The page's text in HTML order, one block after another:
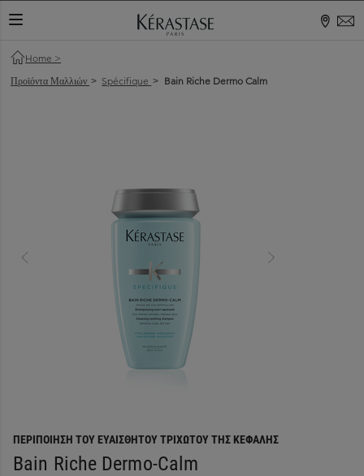
ΕΝΑΛΛΑΓΉ ΠΕΡΙΉΓΗΣΗΣ
Home >
Προϊόντα Μαλλιών > Spécifique > Bain Riche Dermo Calm
ΠΕΡΙΠΟΊΗΣΗ ΤΟΥ ΕΥΑΊΣΘΗΤΟΥ ΤΡΙΧΩΤΟΎ ΤΗΣ ΚΕΦΑΛΉΣ
Bain Riche Dermo-Calm